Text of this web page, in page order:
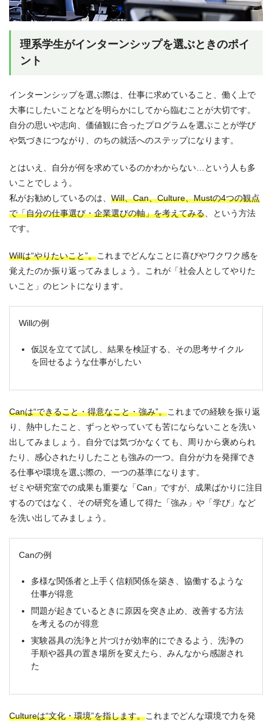
理系学生がインターンシップを選ぶときのポイ
ント
インターンシップを選ぶ際は、仕事に求めていること、働く上で
大事にしたいことなどを明らかにしてから臨むことが大切です。
自分の思いや志向、価値観に合ったプログラムを選ぶことが学び
や気づきにつながり、のちの就活へのステップになります。
とはいえ、自分が何を求めているのかわからない…という人も多
いことでしょう。
私がお勧めしているのは、 Will、Can、Culture、Mustの4つの観点
で「自分の仕事選び・企業選びの軸」を考えてみる、という方法
です。
Willは“やりたいこと”。これまでどんなことに喜びやワクワク感を
覚えたのか振り返ってみましょう。これが「社会人としてやりた
いこと」のヒントになります。
Willの例
仮説を立てて試し、結果を検証する、その思考サイクル
を回せるような仕事がしたい
Canは“できること・得意なこと・強み”。これまでの経験を振り返
り、熱中したこと、ずっとやっていても苦にならないことを洗い
出してみましょう。自分では気づかなくても、周りから褒められ
たり、感心されたりしたことも強みの一つ。自分が力を発揮でき
る仕事や環境を選ぶ際の、一つの基準になります。
ゼミや研究室での成果も重要な「Can」ですが、成果ばかりに注目
するのではなく、その研究を通して得た「強み」や「学び」など
を洗い出してみましょう。
Canの例
多様な関係者と上手く信頼関係を築き、協働するような
仕事が得意
問題が起きているときに原因を突き止め、改善する方法
を考えるのが得意
実験器具の洗浄と片づけが効率的にできるよう、洗浄の
手順や器具の置き場所を変えたら、みんなから感謝され
た
Cultureは“文化・環境”を指します。これまでどんな環境で力を発